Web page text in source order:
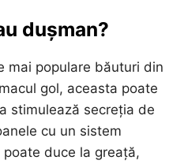
dușman?
mai populare băuturi din
gol, aceasta poate
stimulează secreția de
cu un sistem
duce la greață,